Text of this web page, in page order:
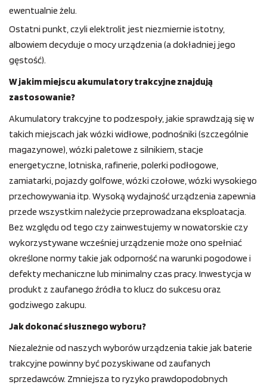
ewentualnie żelu.
Ostatni punkt, czyli elektrolit jest niezmiernie istotny,
albowiem decyduje o mocy urządzenia (a dokładniej jego
gęstość).
W jakim miejscu akumulatory trakcyjne znajdują
zastosowanie?
Akumulatory trakcyjne to podzespoły, jakie sprawdzają się w
takich miejscach jak wózki widłowe, podnośniki (szczególnie
magazynowe), wózki paletowe z silnikiem, stacje
energetyczne, lotniska, rafinerie, polerki podłogowe,
zamiatarki, pojazdy golfowe, wózki czołowe, wózki wysokiego
przechowywania itp. Wysoką wydajność urządzenia zapewnia
przede wszystkim należycie przeprowadzana eksploatacja.
Bez względu od tego czy zainwestujemy w nowatorskie czy
wykorzystywane wcześniej urządzenie może ono spełniać
określone normy takie jak odporność na warunki pogodowe i
defekty mechaniczne lub minimalny czas pracy. Inwestycja w
produkt z zaufanego źródła to klucz do sukcesu oraz
godziwego zakupu.
Jak dokonać słusznego wyboru?
Niezależnie od naszych wyborów urządzenia takie jak baterie
trakcyjne powinny być pozyskiwane od zaufanych
sprzedawców. Zmniejsza to ryzyko prawdopodobnych